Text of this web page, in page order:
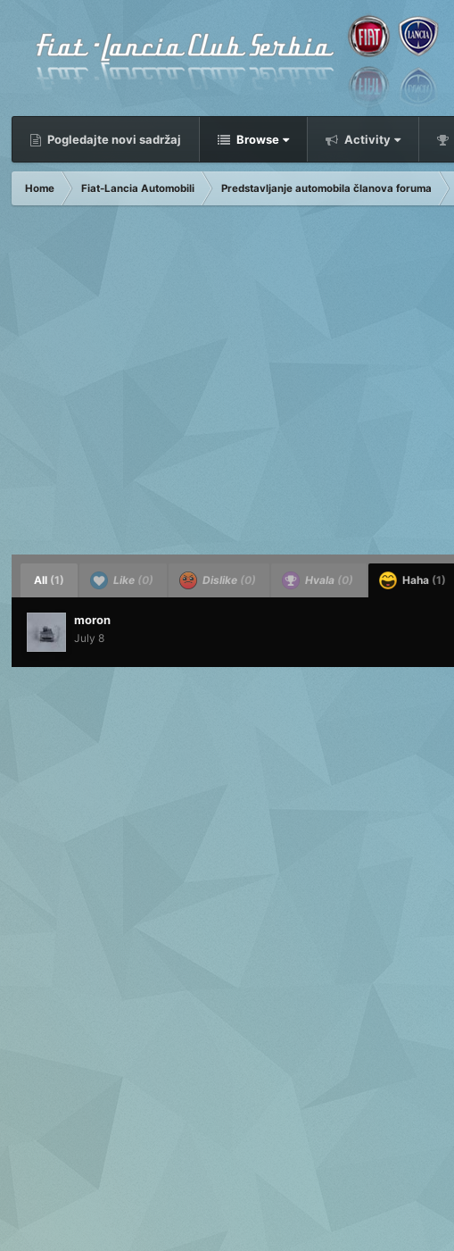
Pogledajte novi sadržaj Browse Activity
Home Fiat-Lancia Automobili Predstavljanje automobila članova foruma
All (1) Like (0) Dislike (0) Hvala (0) Haha (1)
moron
July 8